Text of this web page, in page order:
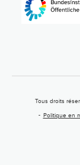
Tous droits
Politique en